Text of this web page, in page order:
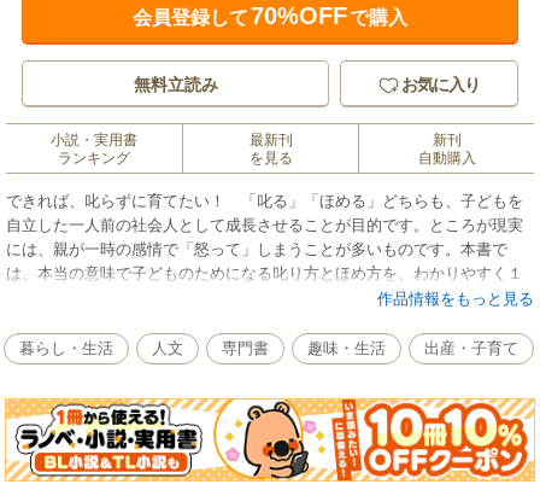
会員登録して70%OFFで購入
無料立読み お気に入り
小説・実用書
ランキング
最新刊
を見る
新刊
自動購入
できれば、叱らずに育てたい！ 「叱る」「ほめる」どちらも、子どもを
自立した一人前の社会人として成長させることが目的です。ところが現実
には、親が一時の感情で「怒って」しまうことが多いものです。本書で
は、本当の意味で子どものためになる叱り方とほめ方を、わかりやすく１
０項目に分けて説明します。いかに今までまちがった叱り方をしてきた
作品情報をもっと見る
暮らし・生活 人文 専門書 趣味・生活 出産・子育て